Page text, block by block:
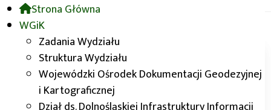
Strona Główna
WGiK
Zadania Wydziału
Struktura Wydziału
Wojewódzki Ośrodek Dokumentacji Geodezyjnej
i Kartograficznej
WGiK
Aktualności